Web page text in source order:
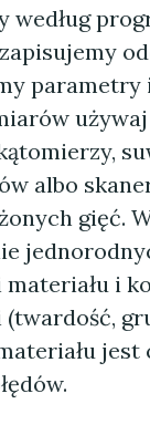
według
parametry
albo
gięć.
i
(twardość,
jest